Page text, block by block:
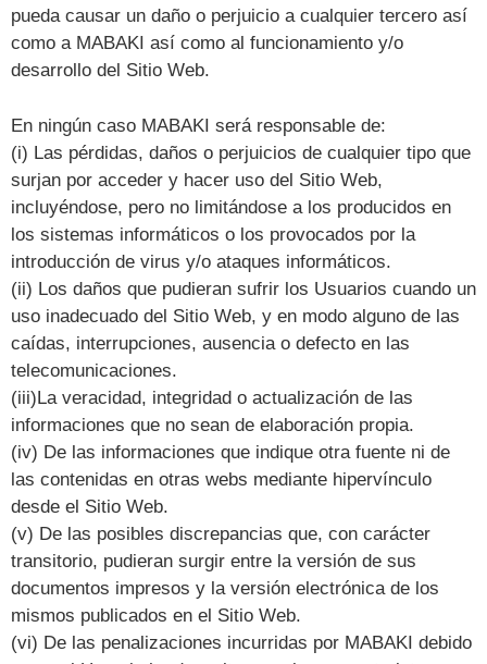
pueda causar un daño o perjuicio a cualquier tercero así
como a MABAKI así como al funcionamiento y/o
desarrollo del Sitio Web.
En ningún caso MABAKI será responsable de:
(i) Las pérdidas, daños o perjuicios de cualquier tipo que
surjan por acceder y hacer uso del Sitio Web,
incluyéndose, pero no limitándose a los producidos en
los sistemas informáticos o los provocados por la
introducción de virus y/o ataques informáticos.
(ii) Los daños que pudieran sufrir los Usuarios cuando un
uso inadecuado del Sitio Web, y en modo alguno de las
caídas, interrupciones, ausencia o defecto en las
telecomunicaciones.
(iii)La veracidad, integridad o actualización de las
informaciones que no sean de elaboración propia.
(iv) De las informaciones que indique otra fuente ni de
las contenidas en otras webs mediante hipervínculo
desde el Sitio Web.
(v) De las posibles discrepancias que, con carácter
transitorio, pudieran surgir entre la versión de sus
documentos impresos y la versión electrónica de los
mismos publicados en el Sitio Web.
(vi) De las penalizaciones incurridas por MABAKI debido